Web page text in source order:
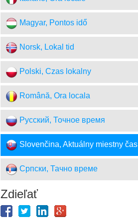
Magyar, Pontos idő
Norsk, Lokal tid
Polski, Czas lokalny
Română, Ora locala
Русский, Точное время
Slovenčina, Aktuálny miestny čas
Српски, Тачно време
Zdieľať